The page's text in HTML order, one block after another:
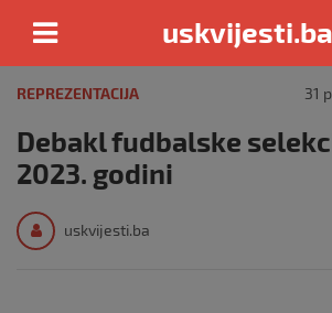
content
uskvijesti.ba
REPREZENTACIJA 31
Debakl fudbalske
2023. godini
uskvijesti.ba